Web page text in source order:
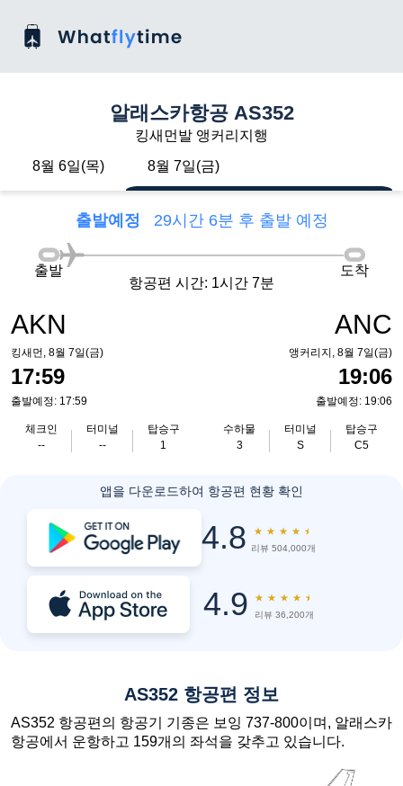
알래스카항공 AS352
킹새먼발 앵커리지행
8월 6일(목)
8월 7일(금)
출발예정 29시간 6분 후 출발 예정
AKN
킹새먼, 8월 7일(금)
17:59
출발예정: 17:59
체크인
--
터미널
--
탑승구
1
출발
항공편 시간: 1시간 7분
도착
ANC
앵커리지, 8월 7일(금)
19:06
출발예정: 19:06
수하물
3
터미널
S
탑승구
C5
앱을 다운로드하여 항공편 현황 확인
4.8 ★ ★ ★ ★ ★
리뷰 504,000개
4.9 ★ ★ ★ ★ ★
리뷰 36,200개
AS352 항공편 정보
AS352 항공편의 항공기 기종은 보잉 737-800이며, 알래스카
항공에서 운항하고 159개의 좌석을 갖추고 있습니다.